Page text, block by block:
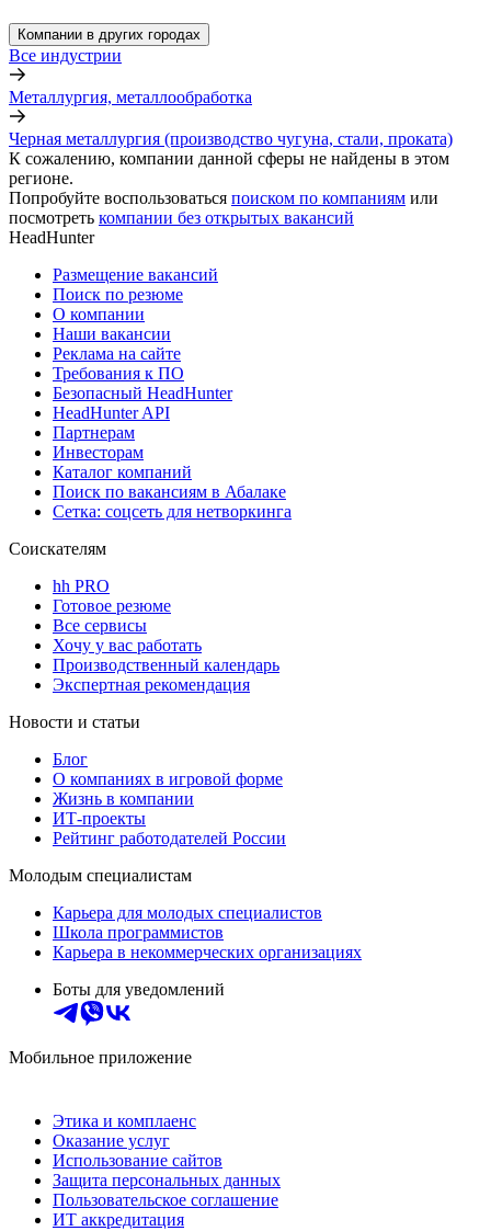
Компании в других городах
Все индустрии
Металлургия, металлообработка
Черная металлургия (производство чугуна, стали, проката)
К сожалению, компании данной сферы не найдены в этом
регионе.
Попробуйте воспользоваться поиском по компаниям или
посмотреть компании без открытых вакансий
HeadHunter
Размещение вакансий
Поиск по резюме
О компании
Наши вакансии
Реклама на сайте
Требования к ПО
Безопасный HeadHunter
HeadHunter API
Партнерам
Инвесторам
Каталог компаний
Поиск по вакансиям в Абалаке
Сетка: соцсеть для нетворкинга
Соискателям
hh PRO
Готовое резюме
Все сервисы
Хочу у вас работать
Производственный календарь
Экспертная рекомендация
Новости и статьи
Блог
О компаниях в игровой форме
Жизнь в компании
ИТ-проекты
Рейтинг работодателей России
Молодым специалистам
Карьера для молодых специалистов
Школа программистов
Карьера в некоммерческих организациях
Боты для уведомлений
Мобильное приложение
Этика и комплаенс
Оказание услуг
Использование сайтов
Защита персональных данных
Пользовательское соглашение
ИТ аккредитация